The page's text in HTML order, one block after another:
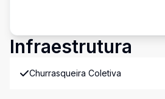
Infraestrutura
Churrasqueira Coletiva